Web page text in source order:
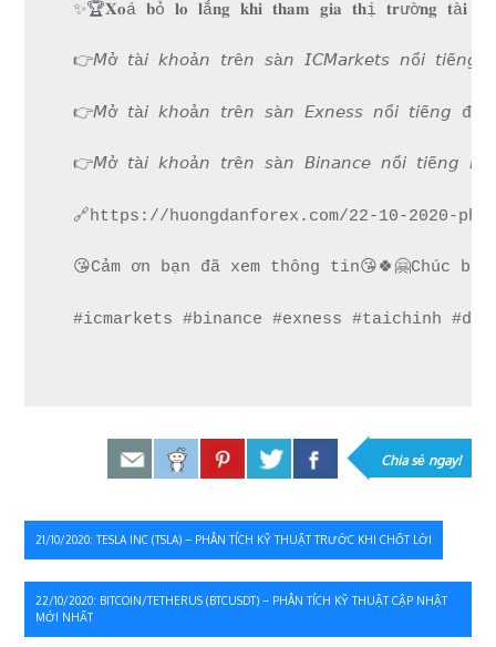
✨🏆𝐗𝐨á 𝐛ỏ 𝐥𝐨 𝐥ắ𝐧𝐠 𝐤𝐡𝐢 𝐭𝐡𝐚𝐦 𝐠𝐢𝐚 𝐭𝐡ị 𝐭𝐫ườ𝐧𝐠 𝐭à𝐢
👉𝘔ở 𝘵à𝘪 𝘬𝘩𝘰ả𝘯 𝘵𝘳ê𝘯 𝘴à𝘯 𝘐𝘊𝘔𝘢𝘳𝘬𝘦𝘵𝘴 𝘯ổ𝘪
👉𝘔ở 𝘵à𝘪 𝘬𝘩𝘰ả𝘯 𝘵𝘳ê𝘯 𝘴à𝘯 𝘌𝘹𝘯𝘦𝘴𝘴 𝘯ổ𝘪 𝘵𝘪ế𝘯𝘨
👉𝘔ở 𝘵à𝘪 𝘬𝘩𝘰ả𝘯 𝘵𝘳ê𝘯 𝘴à𝘯 𝘉𝘪𝘯𝘢𝘯𝘤𝘦 𝘯ổ𝘪
🔗https://huongdanforex.com/22-10-2020-
😘Cảm ơn bạn đã xem thông tin😘🍀🤗Chúc
#icmarkets #binance #exness #taichinh
Chia sẻ ngay!
Điều
hướng
bài
21/10/2020: TESLA INC (TSLA) – PHÂN TÍCH KỸ THUẬT TRƯỚC KHI CHỐT LỜI
22/10/2020: BITCOIN/TETHERUS (BTCUSDT) – PHÂN TÍCH KỸ THUẬT CẬP NHẬT
MỚI NHẤT